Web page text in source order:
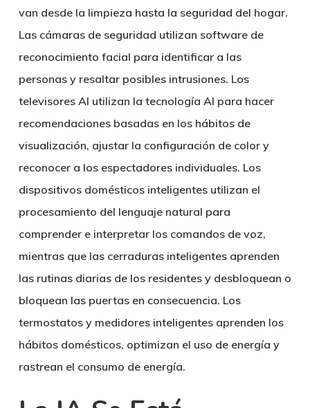
van desde la limpieza hasta la seguridad del hogar.
Las cámaras de seguridad utilizan software de
reconocimiento facial para identificar a las
personas y resaltar posibles intrusiones. Los
televisores AI utilizan la tecnología AI para hacer
recomendaciones basadas en los hábitos de
visualización, ajustar la configuración de color y
reconocer a los espectadores individuales. Los
dispositivos domésticos inteligentes utilizan el
procesamiento del lenguaje natural para
comprender e interpretar los comandos de voz,
mientras que las cerraduras inteligentes aprenden
las rutinas diarias de los residentes y desbloquean o
bloquean las puertas en consecuencia. Los
termostatos y medidores inteligentes aprenden los
hábitos domésticos, optimizan el uso de energía y
rastrean el consumo de energía.